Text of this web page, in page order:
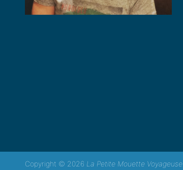
Copyright © 2026 La Petite Mouette Voyageuse.